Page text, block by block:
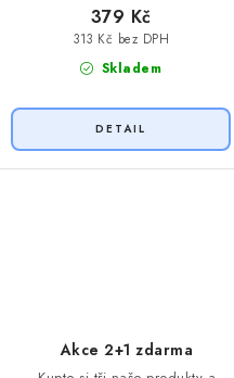
Skladem
313 Kč bez DPH
379 Kč
Akce 2+1 zdarma